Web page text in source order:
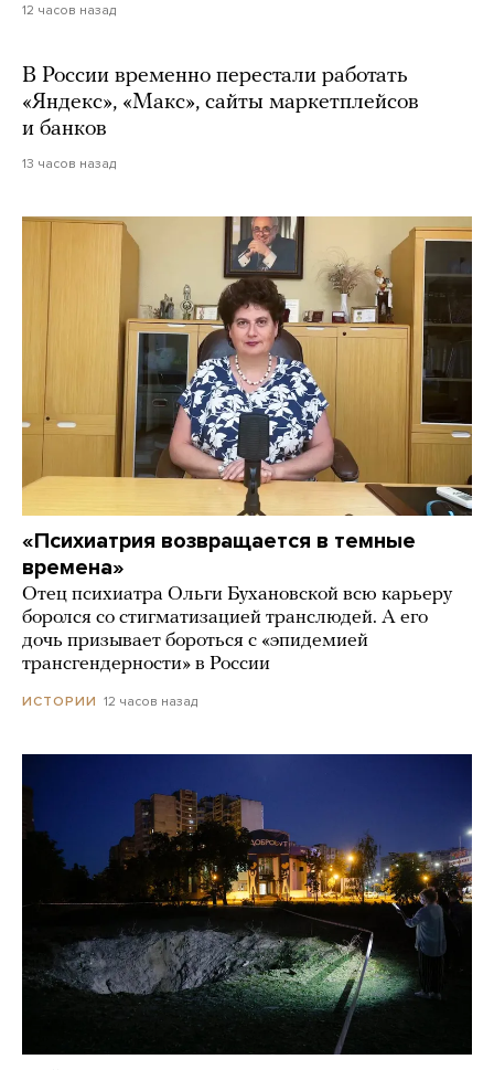
12 часов назад
В России временно перестали работать
«Яндекс», «Макс», сайты маркетплейсов
и банков
13 часов назад
«Психиатрия возвращается в темные
времена»
Отец психиатра Ольги Бухановской всю карьеру
боролся со стигматизацией транслюдей. А его
дочь призывает бороться с «эпидемией
трансгендерности» в России
ИСТОРИИ 12 часов назад